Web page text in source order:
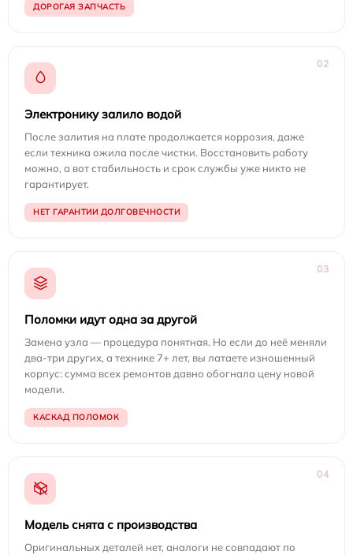
ДОРОГАЯ ЗАПЧАСТЬ
02
Электронику залило водой
После залития на плате продолжается коррозия, даже
если техника ожила после чистки. Восстановить работу
можно, а вот стабильность и срок службы уже никто не
гарантирует.
НЕТ ГАРАНТИИ ДОЛГОВЕЧНОСТИ
03
Поломки идут одна за другой
Замена узла — процедура понятная. Но если до неё меняли
два-три других, а технике 7+ лет, вы латаете изношенный
корпус: сумма всех ремонтов давно обогнала цену новой
модели.
КАСКАД ПОЛОМОК
04
Модель снята с производства
Оригинальных деталей нет, аналоги не совпадают по